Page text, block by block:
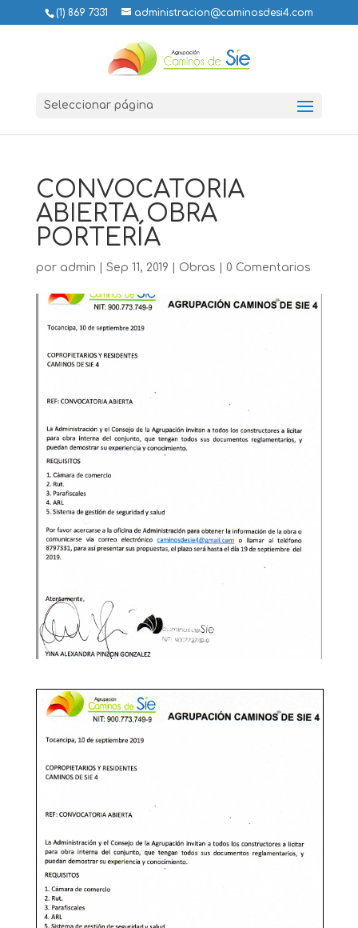
(1) 869 7331 administracion@caminosdesi4.com
Seleccionar página
CONVOCATORIA
ABIERTA OBRA
PORTERÍA
por admin Sep 11, 2019 Obras 0 Comentarios